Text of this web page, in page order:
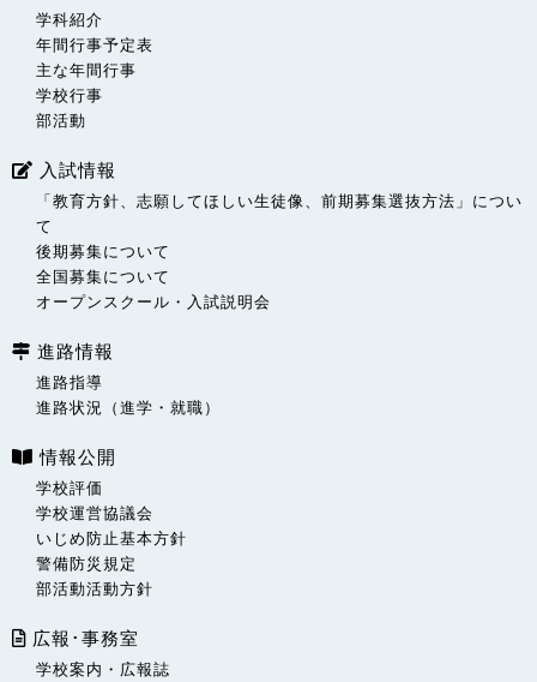
学科紹介
年間行事予定表
主な年間行事
学校行事
部活動
入試情報
「教育方針、志願してほしい生徒像、前期募集選抜方法」につい
て
後期募集について
全国募集について
オープンスクール・入試説明会
進路情報
進路指導
進路状況（進学・就職）
情報公開
学校評価
学校運営協議会
いじめ防止基本方針
警備防災規定
部活動活動方針
広報･事務室
学校案内・広報誌